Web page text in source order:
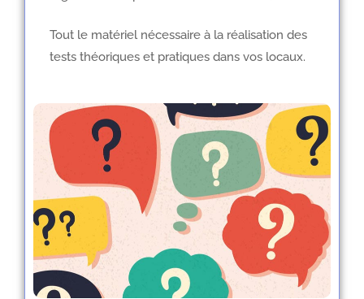
Tout le matériel nécessaire à la réalisation des
tests théoriques et pratiques dans vos locaux.